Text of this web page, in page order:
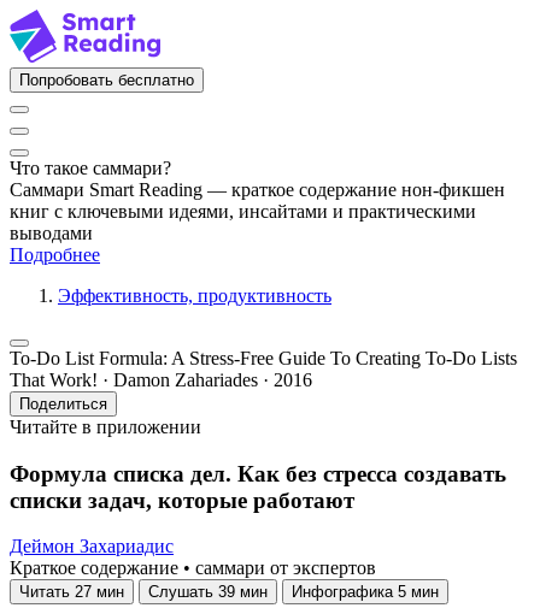
Попробовать бесплатно
Что такое саммари?
Саммари Smart Reading — краткое содержание нон-фикшен
книг с ключевыми идеями, инсайтами и практическими
выводами
Подробнее
Эффективность, продуктивность
To-Do List Formula: A Stress-Free Guide To Creating To-Do Lists
That Work! · Damon Zahariades · 2016
Поделиться
Читайте в приложении
Формула списка дел. Как без стресса создавать
списки задач, которые работают
Деймон Захариадис
Краткое содержание • саммари от экспертов
Читать 27 мин Слушать 39 мин Инфографика 5 мин